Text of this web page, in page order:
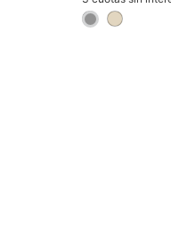
selected